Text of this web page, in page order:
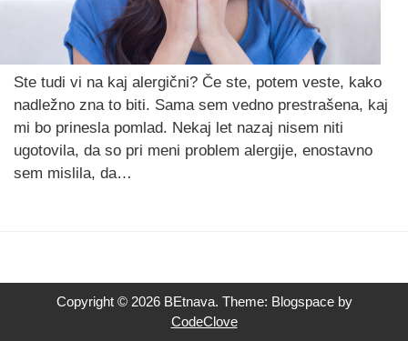
Ste tudi vi na kaj alergični? Če ste, potem veste, kako
nadležno zna to biti. Sama sem vedno prestrašena, kaj
mi bo prinesla pomlad. Nekaj let nazaj nisem niti
ugotovila, da so pri meni problem alergije, enostavno
sem mislila, da…
Copyright © 2026 BEtnava. Theme: Blogspace by
CodeClove